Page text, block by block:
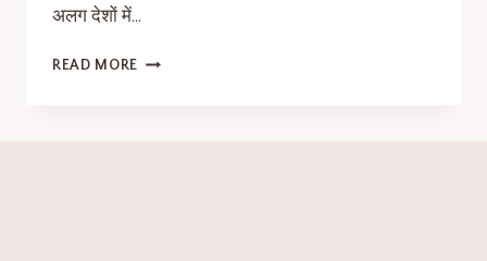
अलग देशों में…
READ MORE